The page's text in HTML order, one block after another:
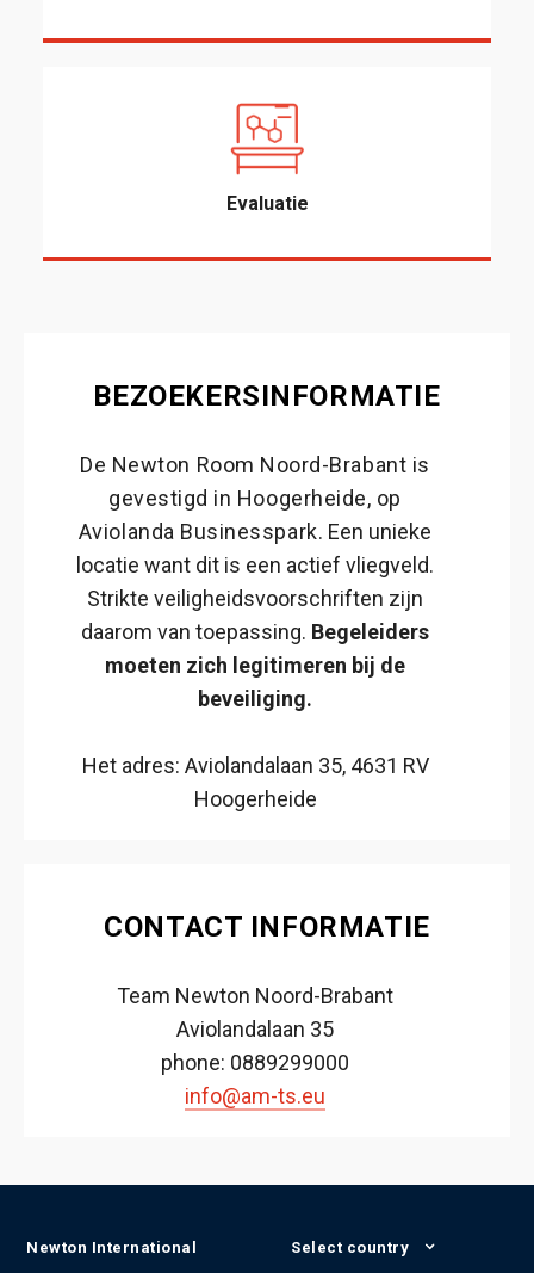
Evaluatie
BEZOEKERSINFORMATIE
De Newton Room Noord-Brabant is
gevestigd in Hoogerheide, op
Aviolanda Businesspark. Een unieke
locatie want dit is een actief vliegveld.
Strikte veiligheidsvoorschriften zijn
daarom van toepassing. Begeleiders
moeten zich legitimeren bij de
beveiliging.
Het adres: Aviolandalaan 35, 4631 RV
Hoogerheide
CONTACT INFORMATIE
Team Newton Noord-Brabant
Aviolandalaan 35
phone: 0889299000
info@am-ts.eu
Newton International Select country